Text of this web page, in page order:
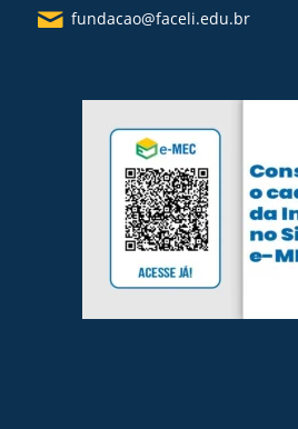
fundacao@faceli.edu.br